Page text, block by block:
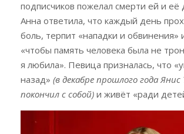
подписчиков пожелал смерти ей и её
Анна ответила, что каждый день
боль, терпит «нападки и обвинения»
«чтобы память человека была не
я любила». Певица призналась, что
назад» (в декабре прошлого года
покончил с собой) и живёт «ради